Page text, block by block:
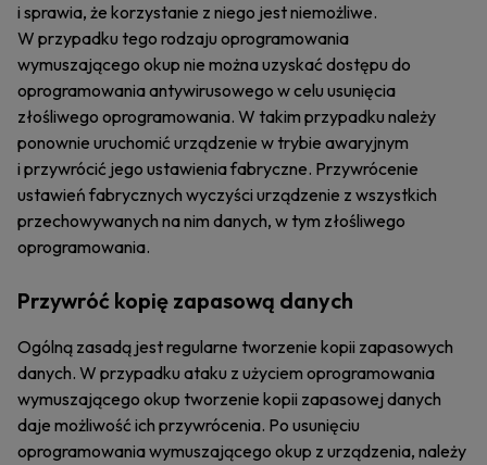
i sprawia, że korzystanie z niego jest niemożliwe.
W przypadku tego rodzaju oprogramowania
wymuszającego okup nie można uzyskać dostępu do
oprogramowania antywirusowego w celu usunięcia
złośliwego oprogramowania. W takim przypadku należy
ponownie uruchomić urządzenie w trybie awaryjnym
i przywrócić jego ustawienia fabryczne. Przywrócenie
ustawień fabrycznych wyczyści urządzenie z wszystkich
przechowywanych na nim danych, w tym złośliwego
oprogramowania.
Przywróć kopię zapasową danych
Ogólną zasadą jest regularne tworzenie kopii zapasowych
danych. W przypadku ataku z użyciem oprogramowania
wymuszającego okup tworzenie kopii zapasowej danych
daje możliwość ich przywrócenia. Po usunięciu
oprogramowania wymuszającego okup z urządzenia, należy